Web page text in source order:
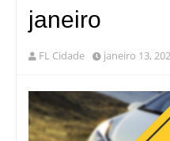
janeiro
FL Cidade janeiro 13,